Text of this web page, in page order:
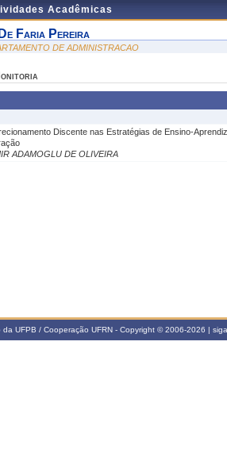
Acadêmicas
Faria Pereira
DE ADMINISTRACAO
Discente nas Estratégias de Ensino-
ADAMOGLU DE OLIVEIRA
UFPB / Cooperação UFRN - Copyright © 2006-2026 |